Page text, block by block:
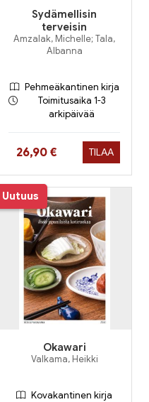
Sydämellisin
terveisin
Amzalak, Michelle; Tala,
Albanna
Pehmeäkantinen kirja
Toimitusaika 1-3
arkipäivää
Hinta nyt
26,90 € TILAA
Uutuus
Okawari
Valkama, Heikki
Kovakantinen kirja